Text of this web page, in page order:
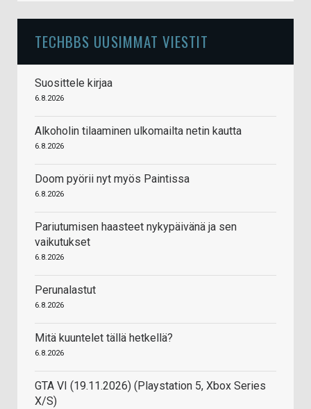
TECHBBS UUSIMMAT VIESTIT
Suosittele kirjaa
6.8.2026
Alkoholin tilaaminen ulkomailta netin kautta
6.8.2026
Doom pyörii nyt myös Paintissa
6.8.2026
Pariutumisen haasteet nykypäivänä ja sen
vaikutukset
6.8.2026
Perunalastut
6.8.2026
Mitä kuuntelet tällä hetkellä?
6.8.2026
GTA VI (19.11.2026) (Playstation 5, Xbox Series
X/S)